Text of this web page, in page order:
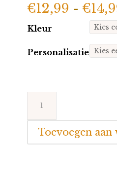
€12,99 - €
Kleur
Personalisatie
Horse
Rabbit
Toevoegen